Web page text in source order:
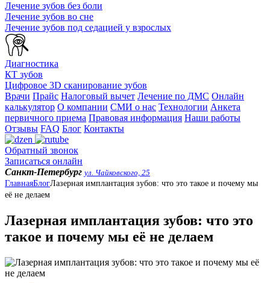
Лечение зубов без боли
Лечение зубов во сне
Лечение зубов под седацией у взрослых
Диагностика
КТ зубов
Цифровое 3D сканирование зубов
Врачи Прайс Налоговый вычет Лечение по ДМС Онлайн
калькулятор О компании СМИ о нас Технологии Анкета
первичного приема Правовая информация Наши работы
Отзывы FAQ Блог Контакты
Обратный звонок
Записаться онлайн
Санкт-Петербург ул. Чайковского, 25
ГлавнаяБлогЛазерная имплантация зубов: что это такое и почему мы
её не делаем
Лазерная имплантация зубов: что это
такое и почему мы её не делаем